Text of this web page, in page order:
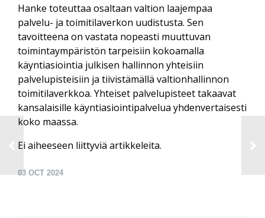
Hanke toteuttaa osaltaan valtion laajempaa
palvelu- ja toimitilaverkon uudistusta. Sen
tavoitteena on vastata nopeasti muuttuvan
toimintaympäristön tarpeisiin kokoamalla
käyntiasiointia julkisen hallinnon yhteisiin
palvelupisteisiin ja tiivistämällä valtionhallinnon
toimitilaverkkoa. Yhteiset palvelupisteet takaavat
kansalaisille käyntiasiointipalvelua yhdenvertaisesti
koko maassa.
Ei aiheeseen liittyviä artikkeleita.
03 OCT 2024